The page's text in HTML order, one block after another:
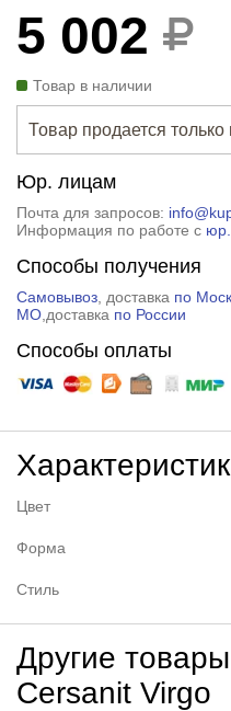
5 002
Товар в наличии
Товар продается только
Юр. лицам
Почта для запросов:
Информация по работе с
Способы получения
Самовывоз, доставка по
МО,доставка по России
Способы оплаты
Цвет
Форма
Стиль
Другие
Cersanit Virgo